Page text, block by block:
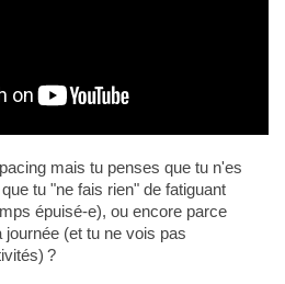
mais tu penses que tu n'es
tu "ne fais rien" de fatiguant
épuisé-e), ou encore parce
journée (et tu ne vois pas
?